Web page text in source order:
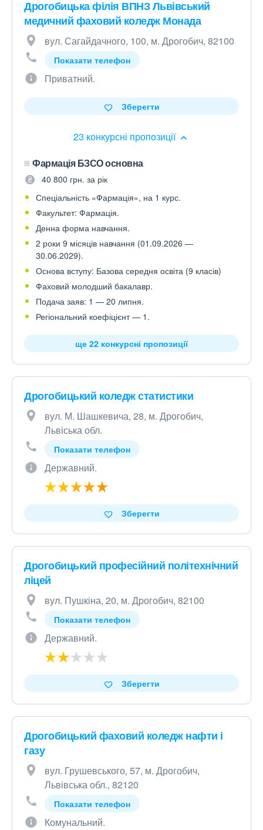
Дрогобицька філія ВПНЗ Львівський
медичний фаховий коледж Монада
вул. Сагайдачного, 100, м. Дрогобич, 82100
Показати телефон
Приватний.
23 конкурсні пропозиції
Зберегти
I8 Фармація БЗСО основна
40 800 грн. за рік
Спеціальність «Фармація», на 1 курс.
Факультет: Фармація.
Денна форма навчання.
2 роки 9 місяців навчання (01.09.2026 —
30.06.2029).
Основа вступу: Базова середня освіта (9 класів)
Фаховий молодший бакалавр.
Подача заяв: 1 — 20 липня.
Регіональний коефіцієнт — 1.
ще 22 конкурсні пропозиції
Дрогобицький коледж статистики
вул. М. Шашкевича, 28, м. Дрогобич,
Львіська обл.
Показати телефон
Державний.
Зберегти
Дрогобицький професійний політехнічний
ліцей
вул. Пушкіна, 20, м. Дрогобич, 82100
Показати телефон
Державний.
Зберегти
Дрогобицький фаховий коледж нафти і
газу
вул. Грушевського, 57, м. Дрогобич,
Львівська обл., 82120
Показати телефон
Комунальний.